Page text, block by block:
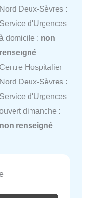
Nord Deux-Sèvres :
Service d'Urgences
à domicile : non
renseigné
Centre Hospitalier
Nord Deux-Sèvres :
Service d'Urgences
ouvert dimanche :
non renseigné